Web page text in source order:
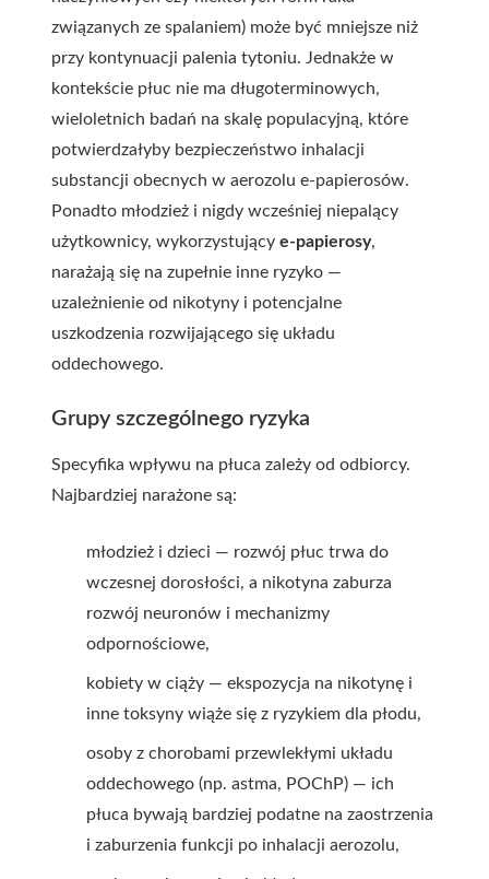
związanych ze spalaniem) może być mniejsze niż
przy kontynuacji palenia tytoniu. Jednakże w
kontekście płuc nie ma długoterminowych,
wieloletnich badań na skalę populacyjną, które
potwierdzałyby bezpieczeństwo inhalacji
substancji obecnych w aerozolu e-papierosów.
Ponadto młodzież i nigdy wcześniej niepalący
użytkownicy, wykorzystujący e-papierosy,
narażają się na zupełnie inne ryzyko —
uzależnienie od nikotyny i potencjalne
uszkodzenia rozwijającego się układu
oddechowego.
Grupy szczególnego ryzyka
Specyfika wpływu na płuca zależy od odbiorcy.
Najbardziej narażone są:
młodzież i dzieci — rozwój płuc trwa do
wczesnej dorosłości, a nikotyna zaburza
rozwój neuronów i mechanizmy
odpornościowe,
kobiety w ciąży — ekspozycja na nikotynę i
inne toksyny wiąże się z ryzykiem dla płodu,
osoby z chorobami przewlekłymi układu
oddechowego (np. astma, POChP) — ich
płuca bywają bardziej podatne na zaostrzenia
i zaburzenia funkcji po inhalacji aerozolu,